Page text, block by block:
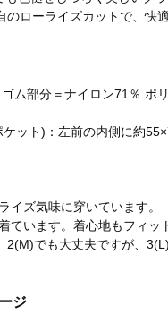
ローライズカットで、快
ム部分＝ナイロン71％ ポ
ット)：左前の内側に約
ズ気味に穿いています。
います。着心地もフィッ
でも大丈夫ですが、
ジ